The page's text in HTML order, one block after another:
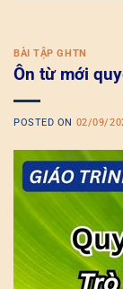
BÀI TẬP GHTN
Ôn từ mới
POSTED ON 02/09/